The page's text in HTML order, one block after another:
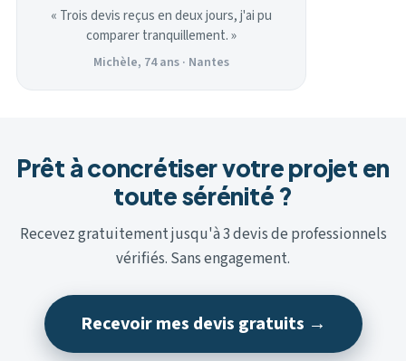
« Trois devis reçus en deux jours, j'ai pu
comparer tranquillement. »
Michèle, 74 ans · Nantes
Prêt à concrétiser votre projet en
toute sérénité ?
Recevez gratuitement jusqu'à 3 devis de professionnels
vérifiés. Sans engagement.
Recevoir mes devis gratuits →